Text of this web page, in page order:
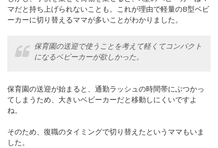
マだと持ち上げられないことも。これが理由で軽量のB型ベビ
ーカーに切り替えるママが多いことがわかりました。
保育園の送迎で使うことを考えて軽くてコンパクト
になるベビーカーが欲しかった。
保育園の送迎が始まると、通勤ラッシュの時間帯にぶつかっ
てしまうため、大きいベビーカーだと移動しにくいですよ
ね。
そのため、復職のタイミングで切り替えたというママもいま
した。